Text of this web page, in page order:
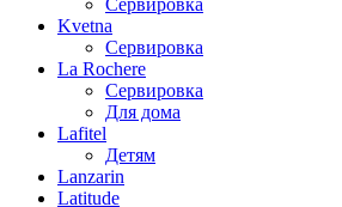
Сервировка
Kvetna
Сервировка
La Rochere
Сервировка
Для дома
Lafitel
Детям
Lanzarin
Latitude